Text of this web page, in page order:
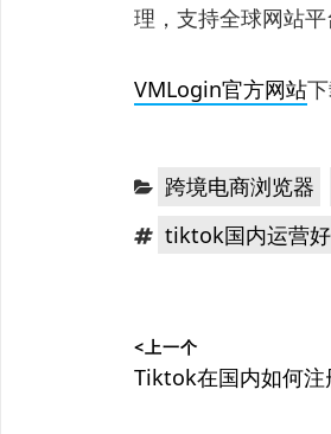
理，支持全球网站平
VMLogin官方网站
分 跨境电商浏览器
标 tiktok国内运营
章
<上一个
上
Tiktok在国内如何注